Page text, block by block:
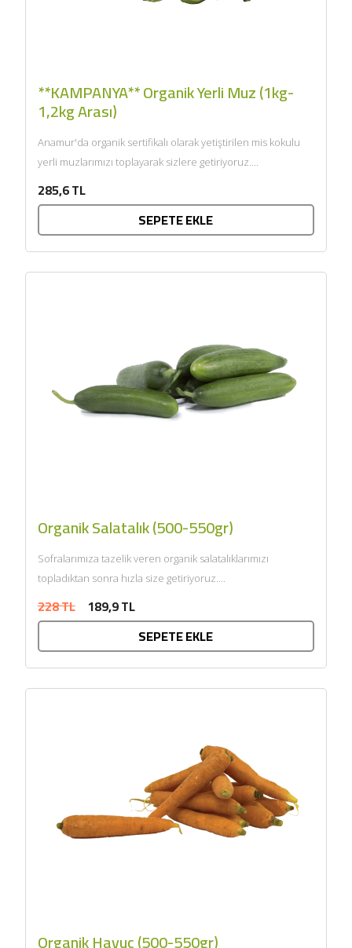
**KAMPANYA** Organik Yerli Muz (1kg-
1,2kg Arası)
Anamur'da organik sertifikalı olarak yetiştirilen mis kokulu
yerli muzlarımızı toplayarak sizlere getiriyoruz....
285,6 TL
SEPETE EKLE
Organik Salatalık (500-550gr)
Sofralarımıza tazelik veren organik salatalıklarımızı
topladıktan sonra hızla size getiriyoruz....
228 TL 189,9 TL
SEPETE EKLE